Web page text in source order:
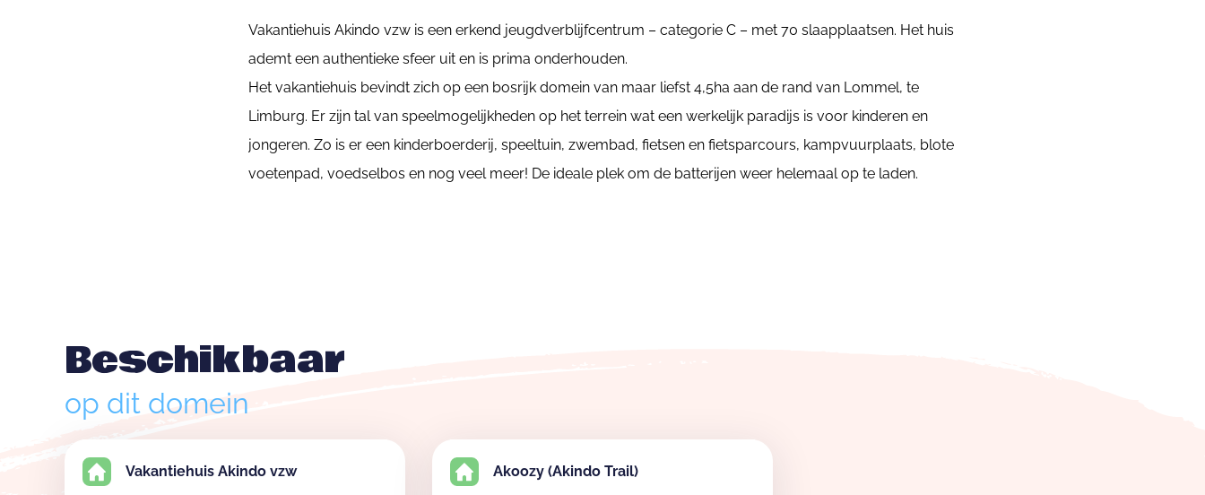
Vakantiehuis Akindo vzw is een erkend jeugdverblijfcentrum – categorie C – met 70 slaapplaatsen. Het huis
ademt een authentieke sfeer uit en is prima onderhouden.
Het vakantiehuis bevindt zich op een bosrijk domein van maar liefst 4,5ha aan de rand van Lommel, te
Limburg. Er zijn tal van speelmogelijkheden op het terrein wat een werkelijk paradijs is voor kinderen en
jongeren. Zo is er een kinderboerderij, speeltuin, zwembad, fietsen en fietsparcours, kampvuurplaats, blote
voetenpad, voedselbos en nog veel meer! De ideale plek om de batterijen weer helemaal op te laden.
Beschikbaar
op dit domein
Vakantiehuis Akindo vzw Akoozy (Akindo Trail)